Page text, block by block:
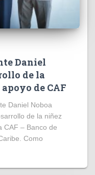
Daniel
de la
de CAF
Daniel Noboa
de la niñez
CAF – Banco de
Como